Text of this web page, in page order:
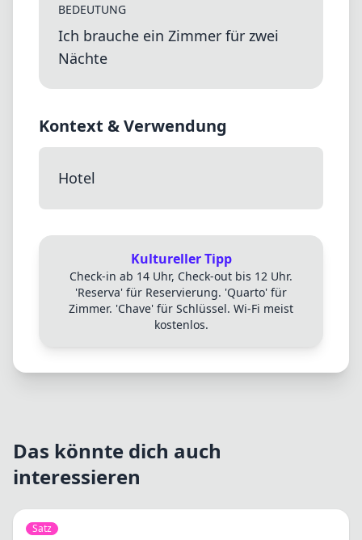
BEDEUTUNG
Ich brauche ein Zimmer für zwei
Nächte
Kontext & Verwendung
Hotel
Kultureller Tipp
Check-in ab 14 Uhr, Check-out bis 12 Uhr.
'Reserva' für Reservierung. 'Quarto' für
Zimmer. 'Chave' für Schlüssel. Wi-Fi meist
kostenlos.
Das könnte dich auch
interessieren
Satz